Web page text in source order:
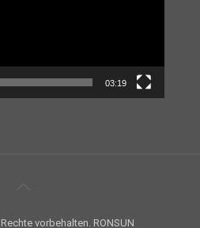
03:19
vorbehalten. RONSUN